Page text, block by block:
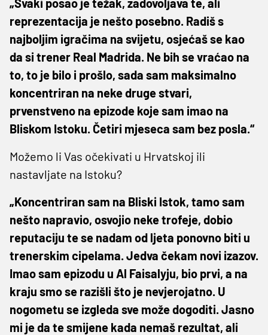
„Svaki posao je težak, zadovoljava te, ali
reprezentacija je nešto posebno. Radiš s
najboljim igračima na svijetu, osjećaš se kao
da si trener Real Madrida. Ne bih se vraćao na
to, to je bilo i prošlo, sada sam maksimalno
koncentriran na neke druge stvari,
prvenstveno na epizode koje sam imao na
Bliskom Istoku. Četiri mjeseca sam bez posla.“
Možemo li Vas očekivati u Hrvatskoj ili
nastavljate na Istoku?
„Koncentriran sam na Bliski Istok, tamo sam
nešto napravio, osvojio neke trofeje, dobio
reputaciju te se nadam od ljeta ponovno biti u
trenerskim cipelama. Jedva čekam novi izazov.
Imao sam epizodu u Al Faisalyju, bio prvi, a na
kraju smo se razišli što je nevjerojatno. U
nogometu se izgleda sve može dogoditi. Jasno
mi je da te smijene kada nemaš rezultat, ali